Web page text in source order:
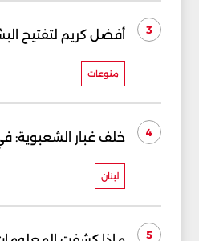
3 أفضل كريم لتفتيح
منوعات
4 خلف غبار الشعبوية:
لبنان
5